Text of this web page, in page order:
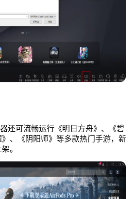
还可流畅运行《明日方舟》、《碧
、《阴阳师》等多款热门手游，新
。